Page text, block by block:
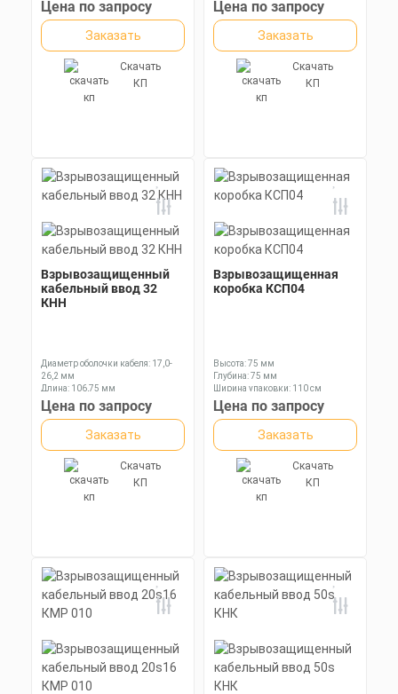
Цена по запросу
Заказать
Скачать
КП
Длина: 105,25 мм
Цена по запросу
Заказать
Скачать
КП
Взрывозащищенный
кабельный ввод 32
КНН
Диаметр оболочки кабеля: 17,0-
26,2 мм
Длина: 106,75 мм
Ключ: 41 мм
Цена по запросу
Заказать
Скачать
КП
Взрывозащищенная
коробка КСП04
Высота: 75 мм
Глубина: 75 мм
Ширина упаковки: 110 см
Цена по запросу
Заказать
Скачать
КП